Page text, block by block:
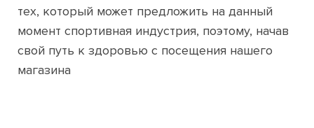
тех, который может предложить на данный
момент спортивная индустрия, поэтому, начав
свой путь к здоровью с посещения нашего
магазина